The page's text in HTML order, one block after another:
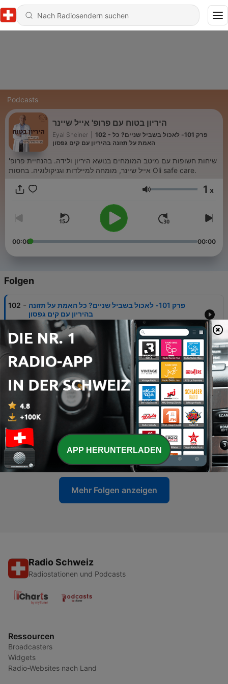
Podcasts
היריון בטוח עם פרופ' אייל שיינר
Eyal Sheiner
102 - פרק 101- לאכול בשביל שניים? כל
האמת על תזונה בהיריון עם קים גפסון
שיחות חשופות עם מיטב המומחים בנושא היריון ולידה. בהנחיית פרופ'
אייל שיינר, מומחה למיילדות וגניקולוגיה. בחסות Oli safe care.
Lautstärke 1 x
00:00 00:00
Folgen
102 - פרק 101- לאכול בשביל שניים? כל האמת על תזונה
בהיריון עם קים גפסון
04 Aug. 2026
101 - פרק 100- עור בהריון עם ד״ר אלגית ישורון
22 Jul. 2026
פרק 99- פרע כתף פרופ׳ שיינר עונה
06 Jun. 2026
99 - פרק 98- נוכחות הורית עם טומי אלתגר
19 Apr. 2026
98 -
05 Apr. 2026
Mehr Folgen anzeigen
Radio Schweiz
Radiostationen und Podcasts
Ressourcen
Broadcasters
Widgets
Radio-Websites nach Land
APP HERUNTERLADEN